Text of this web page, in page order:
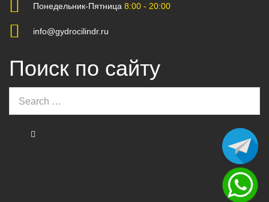
Понедельник-Пятница 8:00 - 20:00
info@gydrocilindr.ru
Поиск по сайту